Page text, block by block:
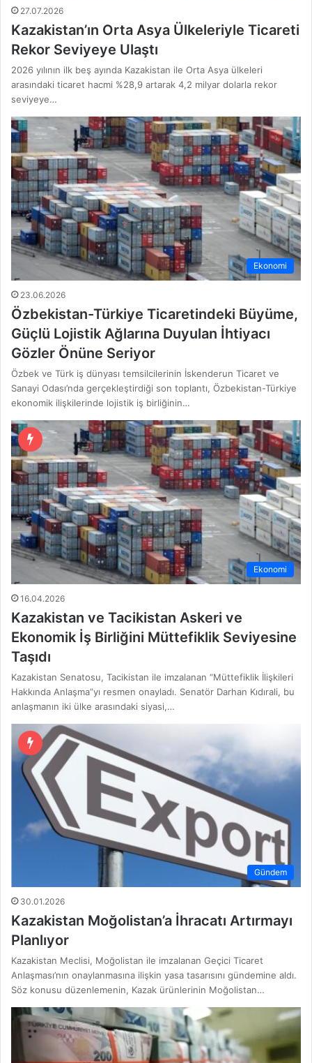
27.07.2026
Kazakistan’ın Orta Asya Ülkeleriyle Ticareti
Rekor Seviyeye Ulaştı
2026 yılının ilk beş ayında Kazakistan ile Orta Asya ülkeleri
arasındaki ticaret hacmi %28,9 artarak 4,2 milyar dolarla rekor
seviyeye…
Ekonomi
23.06.2026
Özbekistan-Türkiye Ticaretindeki Büyüme,
Güçlü Lojistik Ağlarına Duyulan İhtiyacı
Gözler Önüne Seriyor
Özbek ve Türk iş dünyası temsilcilerinin İskenderun Ticaret ve
Sanayi Odası’nda gerçekleştirdiği son toplantı, Özbekistan-Türkiye
ekonomik ilişkilerinde lojistik iş birliğinin…
Ekonomi
16.04.2026
Kazakistan ve Tacikistan Askeri ve
Ekonomik İş Birliğini Müttefiklik Seviyesine
Taşıdı
Kazakistan Senatosu, Tacikistan ile imzalanan “Müttefiklik İlişkileri
Hakkında Anlaşma”yı resmen onayladı. Senatör Darhan Kıdırali, bu
anlaşmanın iki ülke arasındaki siyasi,…
Gündem
30.01.2026
Kazakistan Moğolistan’a İhracatı Artırmayı
Planlıyor
Kazakistan Meclisi, Moğolistan ile imzalanan Geçici Ticaret
Anlaşması’nın onaylanmasına ilişkin yasa tasarısını gündemine aldı.
Söz konusu düzenlemenin, Kazak ürünlerinin Moğolistan…